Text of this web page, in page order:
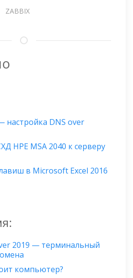
ZABBIX
настройка DNS over
HPE MSA 2040 к серверу
в Microsoft Excel 2016
2019 — терминальный
компьютер?